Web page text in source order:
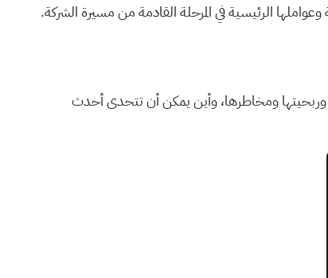
الرئيسية في المرحلة القادمة من مسيرة الشركة.
وربحيتها ومخاطرها، وأين يمكن أن تتحدى أحدث